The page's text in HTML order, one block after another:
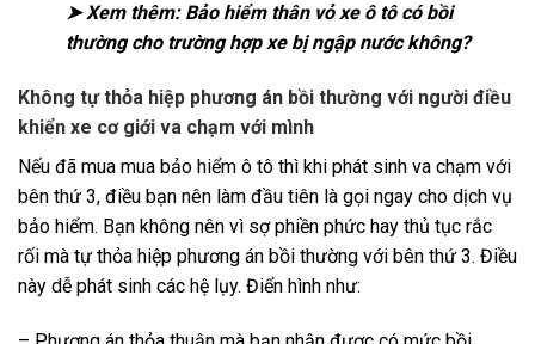
➤ Xem thêm: Bảo hiểm thân vỏ xe ô tô có bồi
thường cho trường hợp xe bị ngập nước không?
Không tự thỏa hiệp phương án bồi thường với người điều
khiển xe cơ giới va chạm với mình
Nếu đã mua mua bảo hiểm ô tô thì khi phát sinh va chạm với
bên thứ 3, điều bạn nên làm đầu tiên là gọi ngay cho dịch vụ
bảo hiểm. Bạn không nên vì sợ phiền phức hay thủ tục rắc
rối mà tự thỏa hiệp phương án bồi thường với bên thứ 3. Điều
này dễ phát sinh các hệ lụy. Điển hình như: